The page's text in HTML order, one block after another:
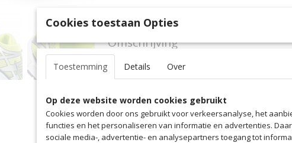
Specificaties
EAN code
161
Productcode leverancier
Omschrijving
Zeer lichte hardloopschoen voor de ambitieuze
schokabsorptie. Comfortabel, ademend
Cookies toestaan Opties
Toestemming Details Over
Op deze website worden cookies gebruikt
Cookies worden door ons gebruikt voor verkeersanalyse, het
functies en het personaliseren van informatie en advertenties.
sociale media-, advertentie- en analysepartners toegang tot